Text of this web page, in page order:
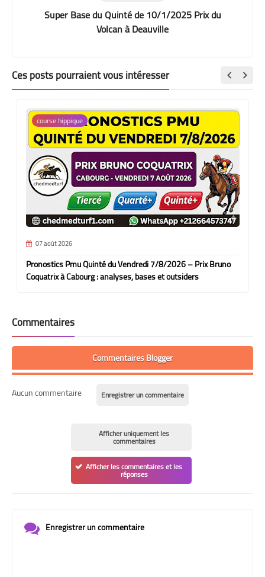
Super Base du Quinté de 10/1/2025 Prix du
Volcan à Deauville
Ces posts pourraient vous intéresser
course hippique
07 août 2026
Pronostics Pmu Quinté du Vendredi 7/8/2026 – Prix Bruno
Coquatrix à Cabourg : analyses, bases et outsiders
Commentaires
Commentaires Blogger
Aucun commentaire Enregistrer un commentaire
Afficher uniquement les
commentaires
Afficher les commentaires et les
réponses
Enregistrer un commentaire